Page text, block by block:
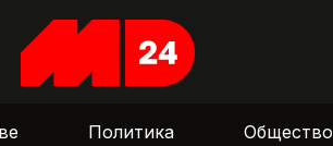
Политика Общество